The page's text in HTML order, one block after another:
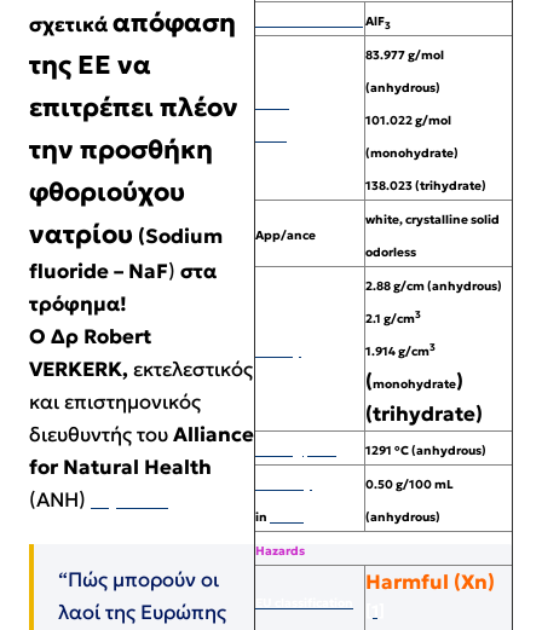
AlF3
83.977 g/mol
(anhydrous)
101.022 g/mol
(monohydrate)
138.023 (trihydrate)
App/ance
white, crystalline solid
odorless
2.88 g/cm (anhydrous)
2.1 g/cm3
1.914 g/cm3
(monohydrate)
(trihydrate)
1291 °C (anhydrous)
in
0.50 g/100 mL
(anhydrous)
Hazards
Harmful (Xn)
σχετικάαπόφαση
της ΕΕ να
επιτρέπει πλέον
την προσθήκη
φθοριούχου
νατρίου (Sodium
fluoride – NaF) στα
τρόφημα!
Ο Δρ Robert
VERKERK, εκτελεστικός
και επιστημονικός
διευθυντής τουAlliance
for Natural Health
(ANH)
“Πώς μπορούν οι
λαοί της Ευρώπης